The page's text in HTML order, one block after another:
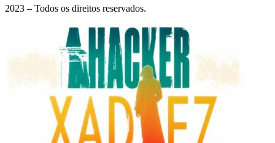
2023 – Todos os direitos reservados.